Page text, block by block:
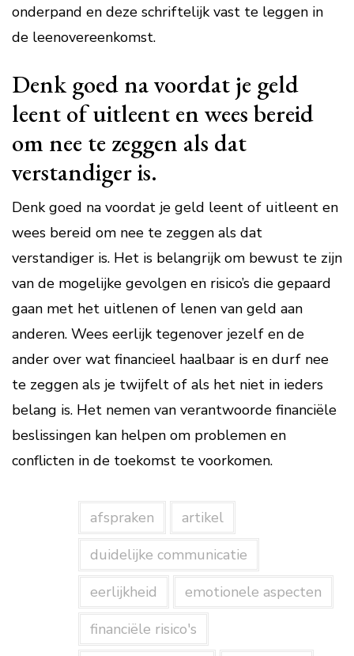
onderpand en deze schriftelijk vast te leggen in
de leenovereenkomst.
Denk goed na voordat je geld
leent of uitleent en wees bereid
om nee te zeggen als dat
verstandiger is.
Denk goed na voordat je geld leent of uitleent en
wees bereid om nee te zeggen als dat
verstandiger is. Het is belangrijk om bewust te zijn
van de mogelijke gevolgen en risico’s die gepaard
gaan met het uitlenen of lenen van geld aan
anderen. Wees eerlijk tegenover jezelf en de
ander over wat financieel haalbaar is en durf nee
te zeggen als je twijfelt of als het niet in ieders
belang is. Het nemen van verantwoorde financiële
beslissingen kan helpen om problemen en
conflicten in de toekomst te voorkomen.
afspraken
artikel
duidelijke communicatie
eerlijkheid
emotionele aspecten
financiële risico's